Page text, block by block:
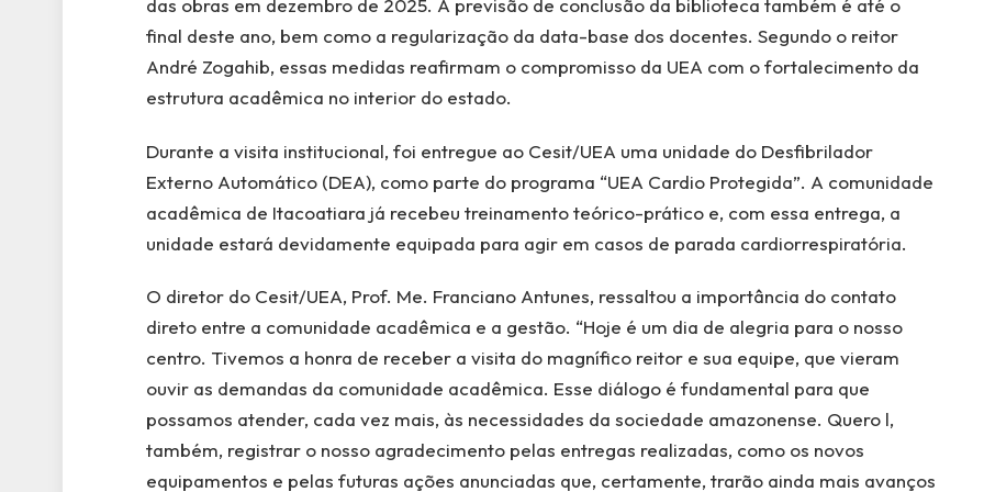
das obras em dezembro de 2025. A previsão de conclusão da biblioteca também é até o
final deste ano, bem como a regularização da data-base dos docentes. Segundo o reitor
André Zogahib, essas medidas reafirmam o compromisso da UEA com o fortalecimento da
estrutura acadêmica no interior do estado.
Durante a visita institucional, foi entregue ao Cesit/UEA uma unidade do Desfibrilador
Externo Automático (DEA), como parte do programa “UEA Cardio Protegida”. A comunidade
acadêmica de Itacoatiara já recebeu treinamento teórico-prático e, com essa entrega, a
unidade estará devidamente equipada para agir em casos de parada cardiorrespiratória.
O diretor do Cesit/UEA, Prof. Me. Franciano Antunes, ressaltou a importância do contato
direto entre a comunidade acadêmica e a gestão. “Hoje é um dia de alegria para o nosso
centro. Tivemos a honra de receber a visita do magnífico reitor e sua equipe, que vieram
ouvir as demandas da comunidade acadêmica. Esse diálogo é fundamental para que
possamos atender, cada vez mais, às necessidades da sociedade amazonense. Quero l,
também, registrar o nosso agradecimento pelas entregas realizadas, como os novos
equipamentos e pelas futuras ações anunciadas que, certamente, trarão ainda mais avanços